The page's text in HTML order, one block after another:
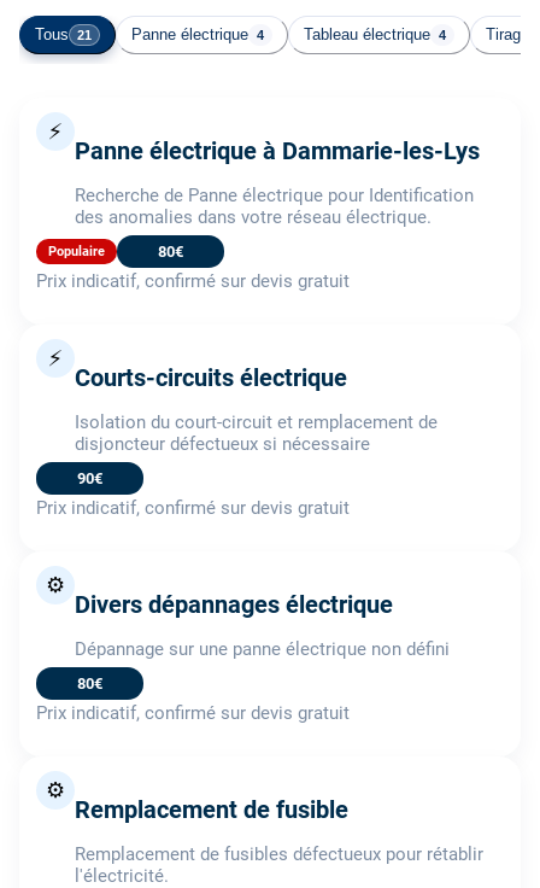
Tous 21 Panne électrique 4 Tableau électrique 4 Tirage
⚡
Panne électrique à Dammarie-les-Lys
Recherche de Panne électrique pour Identification
des anomalies dans votre réseau électrique.
Populaire 80€
Prix indicatif, confirmé sur devis gratuit
⚡
Courts-circuits électrique
Isolation du court-circuit et remplacement de
disjoncteur défectueux si nécessaire
90€
Prix indicatif, confirmé sur devis gratuit
⚙️
Divers dépannages électrique
Dépannage sur une panne électrique non défini
80€
Prix indicatif, confirmé sur devis gratuit
⚙️
Remplacement de fusible
Remplacement de fusibles défectueux pour rétablir
l'électricité.